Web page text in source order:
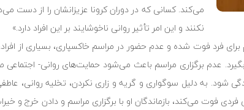
می‌کند. کسانی که در دوران کرونا عزیزانشان را از دست
نکنند و این امر تأثیر روانی ناخوشایند بر این افراد دارد.»
فرد فوت شده و عدم حضور در مراسم خاکسپاری، بسیاری از
عدم برگزاری مراسم باعث می‌شود حمایت‌های روانی-
شود. به دلیل سوگواری و گریه و زاری نکردن، تخلیه روانی،
فوت می‌کند، بازماندگان او با برگزاری مراسم و دادن خرج و